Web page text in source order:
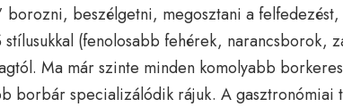
borozni, beszélgetni, megosztani a
stílusukkal (fenolosabb fehérek, narancsborok,
Ma már szinte minden komolyabb
borbár specializálódik rájuk. A gasztronómiai